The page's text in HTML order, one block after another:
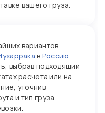
вашего груза.
вариантов
в Россию
выбрав подходящий
расчета или на
уточнив
и тип груза,